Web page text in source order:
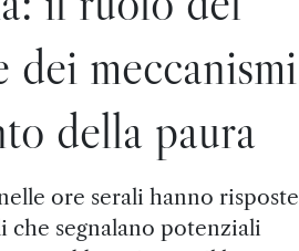
meccanismi
della paura
ore serali hanno risposte
segnalano potenziali